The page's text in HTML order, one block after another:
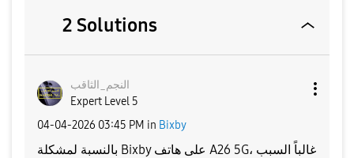
2 Solutions
النجم_الثاقب
Expert Level 5
‎04-04-2026 03:45 PM in Bixby
بالنسبة لمشكلة Bixby على هاتف A26 5G، غالباً السبب